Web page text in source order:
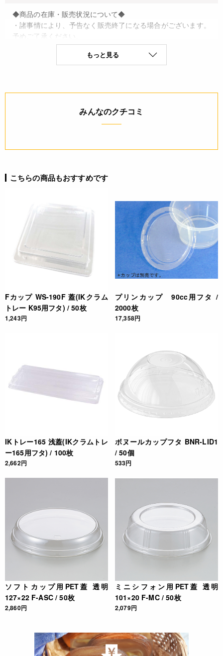
◆商品の在庫・販売状況について◆
・諸事情により、予告なく販売終了になる場合がございます。
予めご了承ください。
・当サイトに掲載されている商品は、ご購入可能な状態にあっ
ても必ずしも在庫を保証するものではありません。予めご了承
詳細
もっと見る
みんなのクチコミ
こちらの商品もおすすめです
Fカップ WS-190F 蓋(IKクラム
トレー K95用フタ) / 50枚
1,243円
プリンカップ 90cc用フタ /
2000枚
17,358円
IKトレー165 浅蓋(IKクラムトレ
ー165用フタ) / 100枚
2,662円
ボヌールカップフタ BNR-LID1
/ 50個
533円
ソフトカップ用PET蓋 透明
127×22 F-ASC / 50枚
2,860円
ミニシフォン用PET蓋 透明
101×20 F-MC / 50枚
2,079円